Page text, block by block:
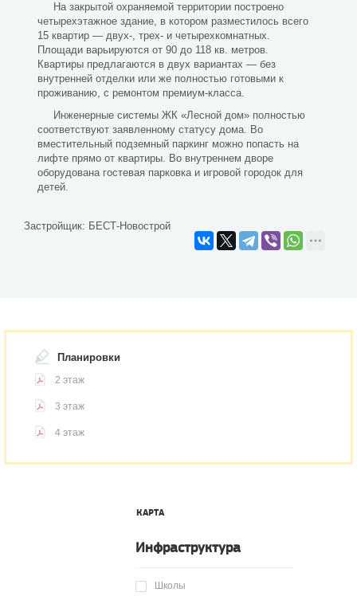
На закрытой охраняемой территории построено
четырехэтажное здание, в котором разместилось всего
15 квартир — двух-, трех- и четырехкомнатных.
Площади варьируются от 90 до 118 кв. метров.
Квартиры предлагаются в двух вариантах — без
внутренней отделки или же полностью готовыми к
проживанию, с ремонтом премиум-класса.
Инженерные системы ЖК «Лесной дом» полностью
соответствуют заявленному статусу дома. Во
вместительный подземный паркинг можно попасть на
лифте прямо от квартиры. Во внутреннем дворе
оборудована гостевая парковка и игровой городок для
детей.
Застройщик: БЕСТ-Новострой
Планировки
2 этаж
3 этаж
4 этаж
КАРТА
Инфраструктура
Школы